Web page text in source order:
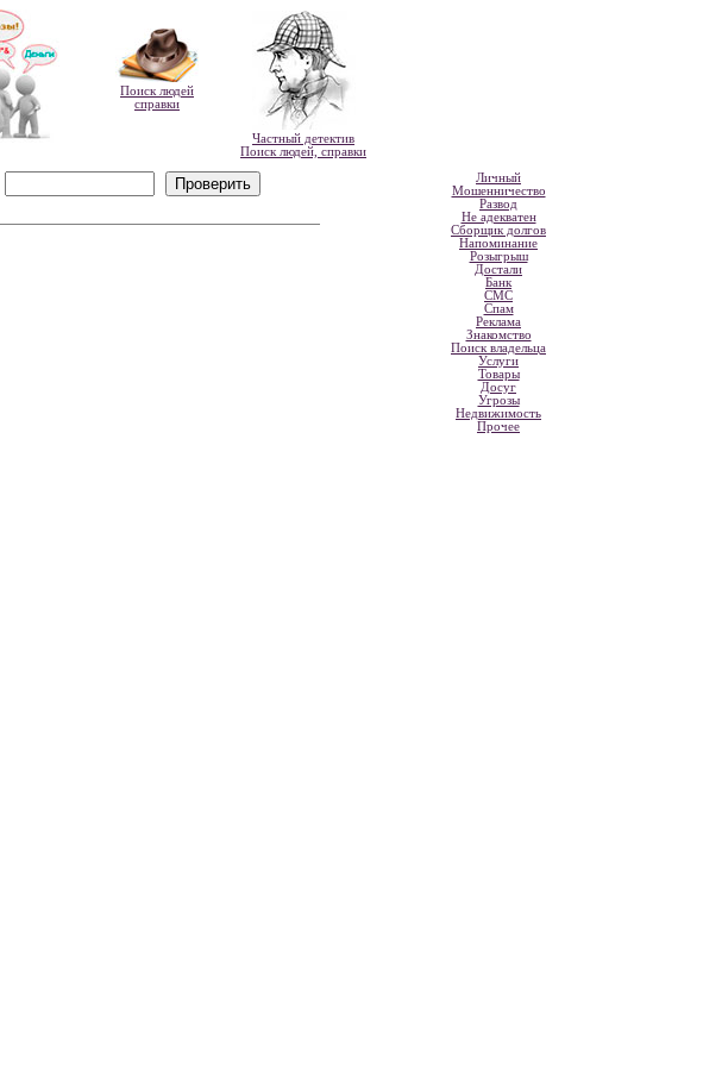
Поиск людей
справки
Частный детектив
Поиск людей, справки
Личный
Мошенничество
Развод
Не адекватен
Сборщик долгов
Напоминание
Розыгрыш
Достали
Банк
СМС
Спам
Реклама
Знакомство
Поиск владельца
Услуги
Товары
Досуг
Угрозы
Недвижимость
Прочее